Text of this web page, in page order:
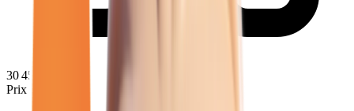
30 450
Prix moyen